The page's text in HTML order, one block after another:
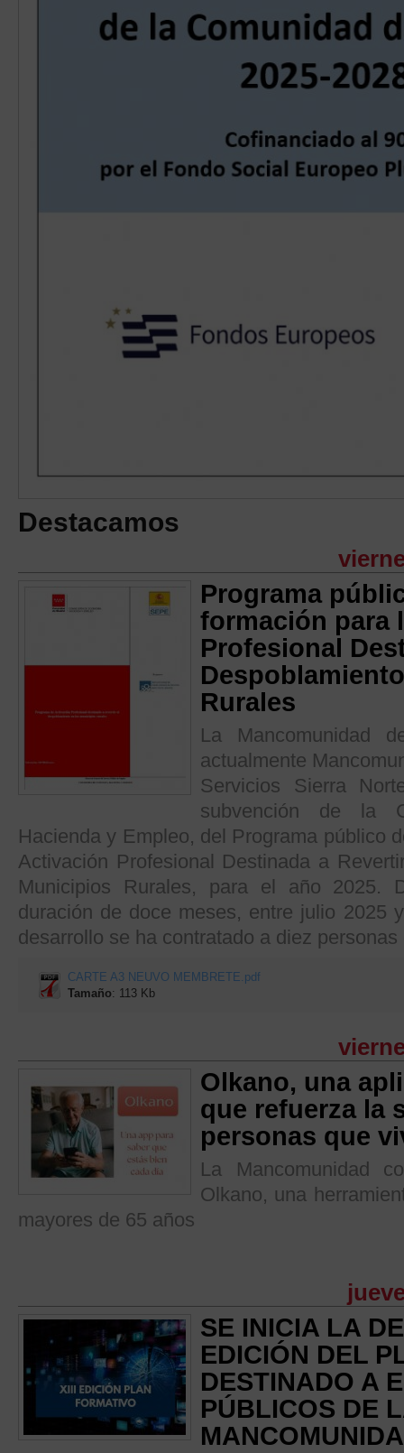
Destacamos
Programa
formación para
Profesional
Rurales
La Mancomunidad
actualmente
Servicios Sierra
subvención de la
Hacienda y Empleo, del Programa público
Activación Profesional Destinada a
Municipios Rurales, para el año 2025.
duración de doce meses, entre julio 2025
desarrollo se ha contratado a diez
CARTE A3 NEUVO MEMBRETE.pdf
Tamaño: 113 Kb
Olkano, una
que refuerza la
personas que
La Mancomunidad
Olkano, una
mayores de 65 años
SE INICIA LA
EDICIÓN DEL
DESTINADO A
PÚBLICOS DE